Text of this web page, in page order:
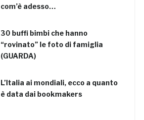
com’è adesso…
30 buffi bimbi che hanno
“rovinato” le foto di famiglia
(GUARDA)
L’Italia ai mondiali, ecco a quanto
è data dai bookmakers